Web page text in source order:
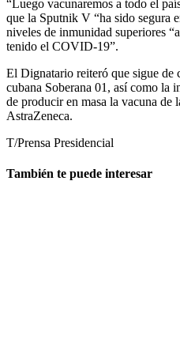
“Luego vacunaremos a todo el
que la Sputnik V “ha sido segura
niveles de inmunidad superiores
tenido el COVID-19”.
El Dignatario reiteró que sigue de
cubana Soberana 01, así como
de producir en masa la vacuna
AstraZeneca.
T/Prensa Presidencial
También te puede interesar